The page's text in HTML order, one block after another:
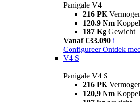
Panigale V4
216 PK
120,9 Nm Koppel
187 Kg Gewicht
Vanaf €33.090 i
Configureer Ontdek
V4 S
Panigale V4 S
216 PK
120,9 Nm Koppel